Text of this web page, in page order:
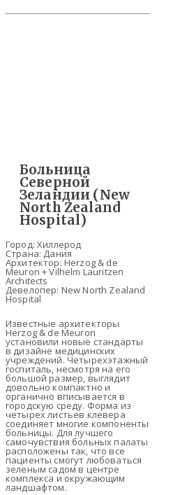
Больница
Северной
Зеландии (New
North Zealand
Hospital)
Город: Хиллерод
Страна: Дания
Архитектор: Herzog & de
Meuron + Vilhelm Lauritzen
Architects
Девелопер: New North Zealand
Hospital
Известные архитекторы
Herzog & de Meuron
установили новые стандарты
в дизайне медицинских
учреждений. Четырехэтажный
госпиталь, несмотря на его
большой размер, выглядит
довольно компактно и
органично вписывается в
городскую среду. Форма из
четырех листьев клевера
соединяет многие компоненты
больницы. Для лучшего
самочувствия больных палаты
расположены так, что все
пациенты смогут любоваться
зеленым садом в центре
комплекса и окружающим
ландшафтом.